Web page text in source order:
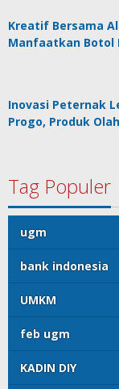
Kreatif Bersama
Manfaatkan Botol
Inovasi Peternak
Progo, Produk
Tag Populer
ugm
bank indonesia
UMKM
feb ugm
KADIN DIY